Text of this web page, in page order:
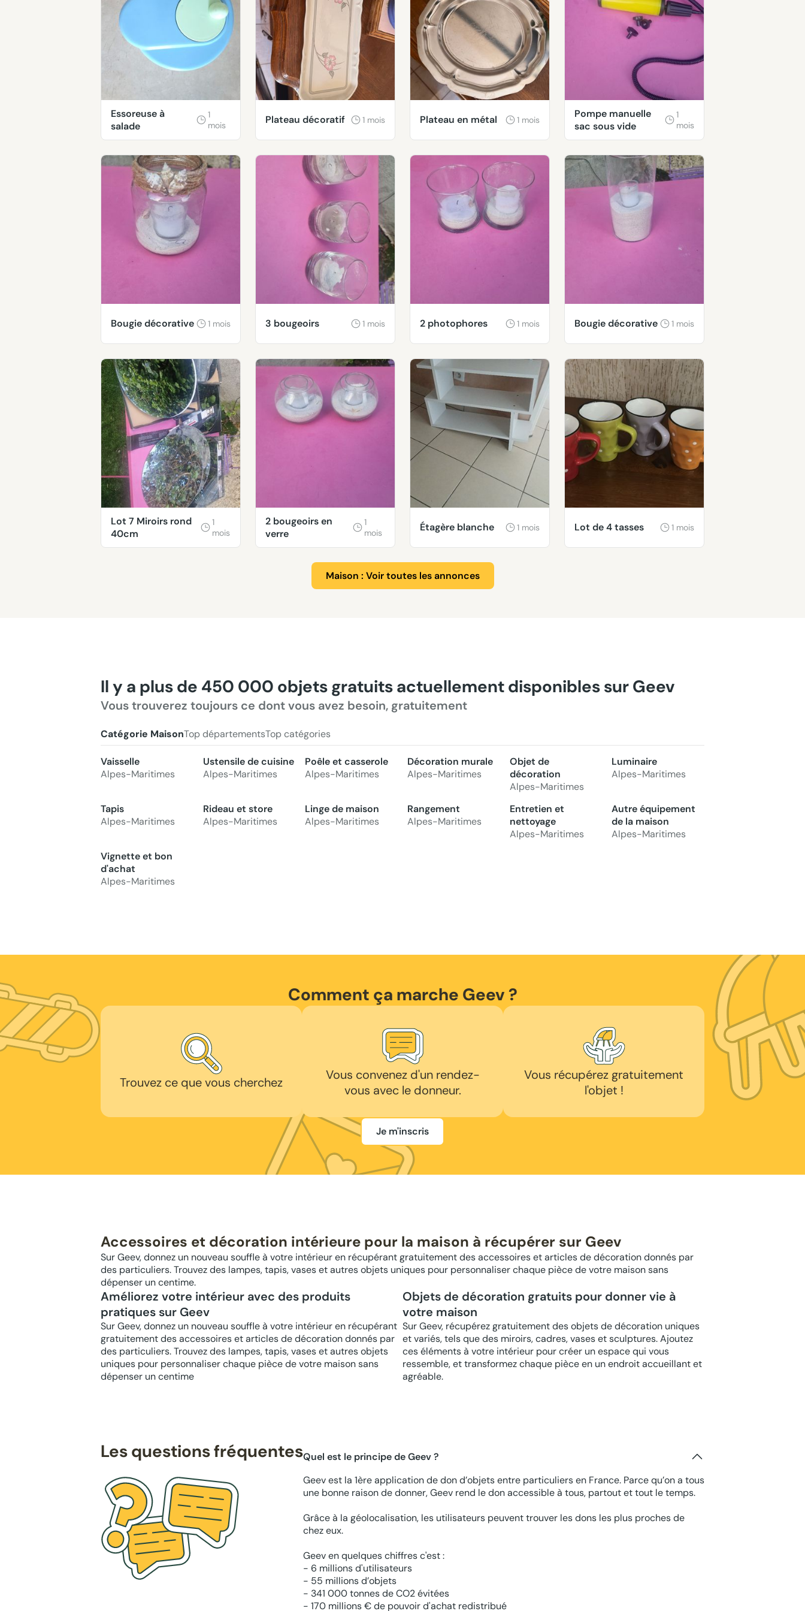
Essoreuse à
salade
1
mois
Plateau décoratif 1 mois Plateau en métal 1 mois
Pompe manuelle
sac sous vide
1
mois
Bougie décorative 1 mois 3 bougeoirs 1 mois 2 photophores 1 mois Bougie décorative 1 mois
Lot 7 Miroirs rond
40cm
1
mois
2 bougeoirs en
verre
1
mois
Étagère blanche 1 mois Lot de 4 tasses 1 mois
Maison : Voir toutes les annonces
Il y a plus de 450 000 objets gratuits actuellement disponibles sur Geev
Vous trouverez toujours ce dont vous avez besoin, gratuitement
Catégorie MaisonTop départementsTop catégories
Vaisselle
Alpes-Maritimes
Ustensile de cuisine
Alpes-Maritimes
Poêle et casserole
Alpes-Maritimes
Décoration murale
Alpes-Maritimes
Objet de
décoration
Alpes-Maritimes
Luminaire
Alpes-Maritimes
Tapis
Alpes-Maritimes
Rideau et store
Alpes-Maritimes
Linge de maison
Alpes-Maritimes
Rangement
Alpes-Maritimes
Entretien et
nettoyage
Alpes-Maritimes
Autre équipement
de la maison
Alpes-Maritimes
Vignette et bon
d'achat
Alpes-Maritimes
Comment ça marche Geev ?
Trouvez ce que vous cherchez
Vous convenez d'un rendez-
vous avec le donneur.
Vous récupérez gratuitement
l'objet !
Je m'inscris
Accessoires et décoration intérieure pour la maison à récupérer sur Geev
Sur Geev, donnez un nouveau souffle à votre intérieur en récupérant gratuitement des accessoires et articles de décoration donnés par
des particuliers. Trouvez des lampes, tapis, vases et autres objets uniques pour personnaliser chaque pièce de votre maison sans
dépenser un centime.
Améliorez votre intérieur avec des produits
pratiques sur Geev
Sur Geev, donnez un nouveau souffle à votre intérieur en récupérant
gratuitement des accessoires et articles de décoration donnés par
des particuliers. Trouvez des lampes, tapis, vases et autres objets
uniques pour personnaliser chaque pièce de votre maison sans
dépenser un centime
Objets de décoration gratuits pour donner vie à
votre maison
Sur Geev, récupérez gratuitement des objets de décoration uniques
et variés, tels que des miroirs, cadres, vases et sculptures. Ajoutez
ces éléments à votre intérieur pour créer un espace qui vous
ressemble, et transformez chaque pièce en un endroit accueillant et
agréable.
Les questions fréquentesQuel est le principe de Geev ?
Geev est la 1ère application de don d’objets entre particuliers en France. Parce qu’on a tous
une bonne raison de donner, Geev rend le don accessible à tous, partout et tout le temps.
Grâce à la géolocalisation, les utilisateurs peuvent trouver les dons les plus proches de
chez eux.
Geev en quelques chiffres c'est :
- 6 millions d'utilisateurs
- 55 millions d’objets
- 341 000 tonnes de CO2 évitées
- 170 millions € de pouvoir d'achat redistribué